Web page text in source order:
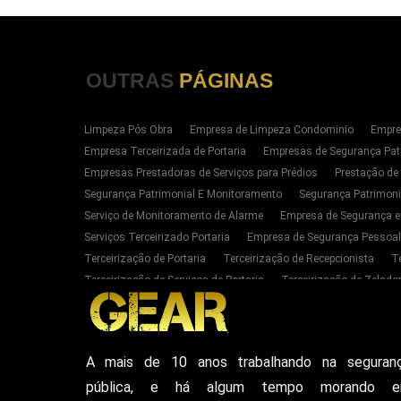
OUTRAS PÁGINAS
Limpeza Pós Obra Empresa de Limpeza Condominio
Empresa Terceirizada de Portaria
Empresas de Segurança
Empresas Prestadoras de Serviços para Prédios
Prestação
Segurança Patrimonial E Monitoramento
Segurança
Serviço de Monitoramento de Alarme
Empresa de Segurança
Serviços Terceirizado Portaria
Empresa de Segurança Pessoal
Terceirização de Portaria
Terceirização de Recepcionista
Terceirização de Serviços de Portaria
Terceirização de
Empresas de Portaria E Limpeza Sp Zona Oeste
Empresas
Serviços Terceirizado Portaria em SP
Segurança Patrimonial
Empresa De Seguranca Particular
Empresa De Seguranca
Seguranca Particular Armada
Seguranca Pessoal Privada
A mais de 10 anos trabalhando na
pública, e há algum tempo morando